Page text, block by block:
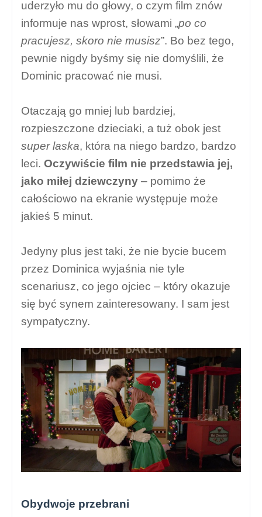
uderzyło mu do głowy, o czym film znów
informuje nas wprost, słowami „po co
pracujesz, skoro nie musisz”. Bo bez tego,
pewnie nigdy byśmy się nie domyślili, że
Dominic pracować nie musi.
Otaczają go mniej lub bardziej,
rozpieszczone dzieciaki, a tuż obok jest
super laska, która na niego bardzo, bardzo
leci. Oczywiście film nie przedstawia jej,
jako miłej dziewczyny – pomimo że
całościowo na ekranie występuje może
jakieś 5 minut.
Jedyny plus jest taki, że nie bycie bucem
przez Dominica wyjaśnia nie tyle
scenariusz, co jego ojciec – który okazuje
się być synem zainteresowany. I sam jest
sympatyczny.
Obydwoje przebrani